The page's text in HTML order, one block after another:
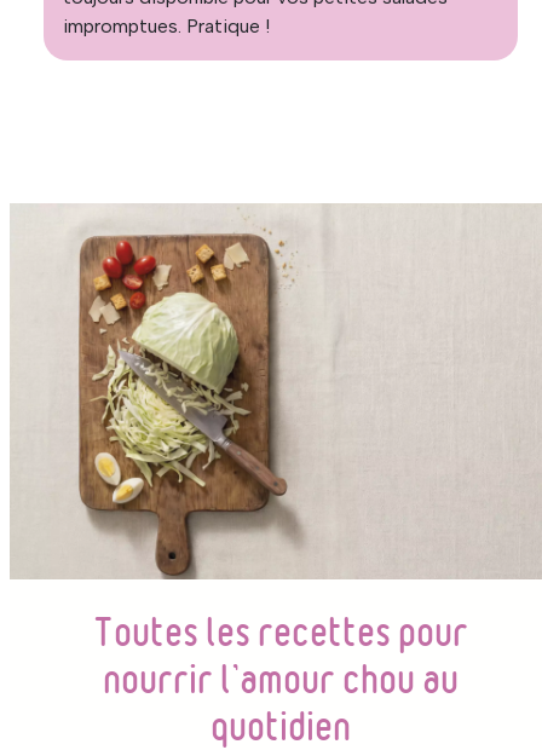
impromptues. Pratique !
Toutes les recettes pour
nourrir l’amour chou au
quotidien